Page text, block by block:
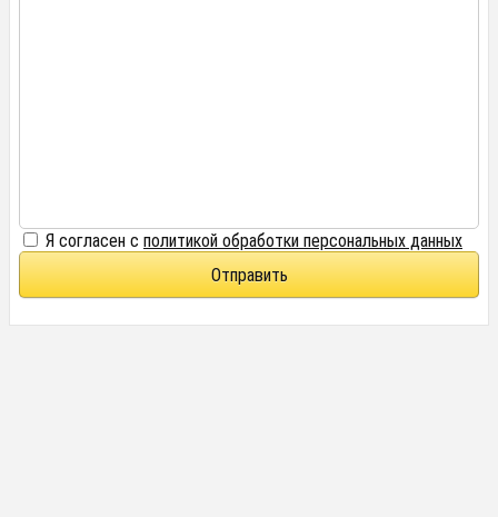
Я согласен с политикой обработки персональных данных